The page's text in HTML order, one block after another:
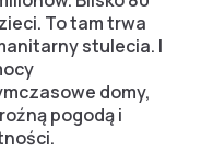
To tam trwa
stulecia. I
domy,
pogodą i